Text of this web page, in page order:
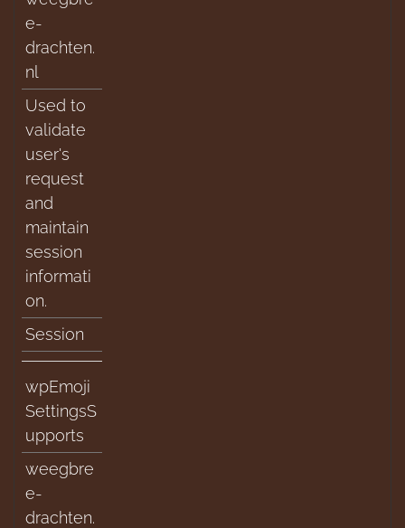
e-
drachten.
nl
Used to
validate
user's
request
and
maintain
session
informati
on.
Session
wpEmoji
SettingsS
upports
weegbre
e-
drachten.